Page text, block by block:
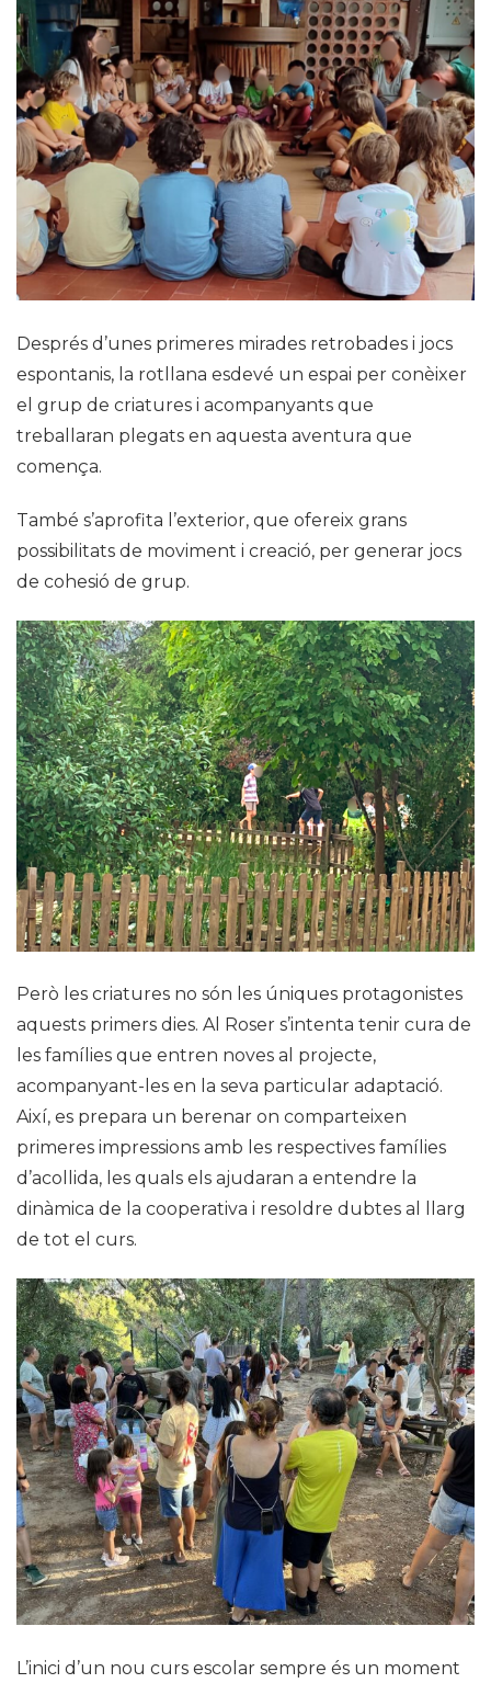
Després d’unes primeres mirades retrobades i jocs
espontanis, la rotllana esdevé un espai per conèixer
el grup de criatures i acompanyants que
treballaran plegats en aquesta aventura que
comença.
També s’aprofita l’exterior, que ofereix grans
possibilitats de moviment i creació, per generar jocs
de cohesió de grup.
Però les criatures no són les úniques protagonistes
aquests primers dies. Al Roser s’intenta tenir cura de
les famílies que entren noves al projecte,
acompanyant-les en la seva particular adaptació.
Així, es prepara un berenar on comparteixen
primeres impressions amb les respectives famílies
d’acollida, les quals els ajudaran a entendre la
dinàmica de la cooperativa i resoldre dubtes al llarg
de tot el curs.
L’inici d’un nou curs escolar sempre és un moment